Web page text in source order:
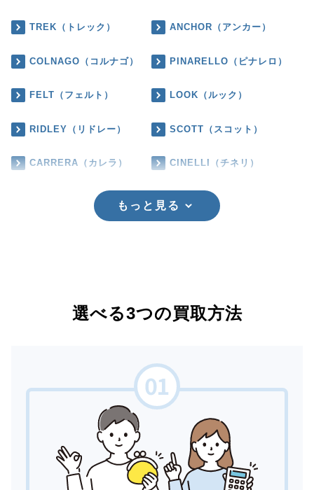
TREK（トレック） ANCHOR（アンカー）
COLNAGO（コルナゴ） PINARELLO（ピナレロ）
FELT（フェルト） LOOK（ルック）
RIDLEY（リドレー） SCOTT（スコット）
CARRERA（カレラ） CINELLI（チネリ）
もっと見る
選べる3つの買取方法